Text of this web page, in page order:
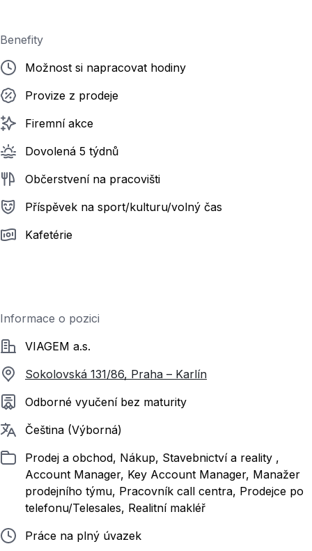
Benefity
Možnost si napracovat hodiny
Provize z prodeje
Firemní akce
Dovolená 5 týdnů
Občerstvení na pracovišti
Příspěvek na sport/kulturu/volný čas
Kafetérie
Informace o pozici
SpolečnostVIAGEM a.s.
Sokolovská 131/86, Praha – Karlín
Požadované vzdělání
Odborné vyučení bez maturity
Požadované jazyky
Čeština (Výborná)
ZařazenoProdej a obchod, Nákup, Stavebnictví a reality ,
Account Manager, Key Account Manager, Manažer
prodejního týmu, Pracovník call centra, Prodejce po
telefonu/Telesales, Realitní makléř
Typ pracovního poměru
Práce na plný úvazek